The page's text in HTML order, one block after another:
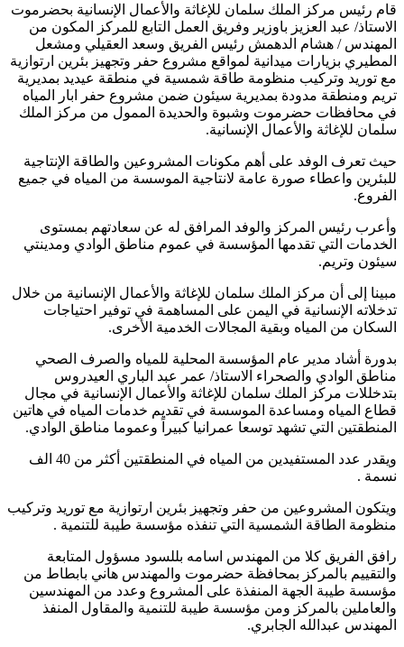
قام رئيس مركز الملك سلمان للإغاثة والأعمال الإنسانية بحضرموت
الاستاذ/ عبد العزيز باوزير وفريق العمل التابع للمركز المكون من
المهندس / هشام الدهمش رئيس الفريق وسعد العقيلي ومشعل
المطيري بزيارات ميدانية لمواقع مشروع حفر وتجهيز بئرين ارتوازية
مع توريد وتركيب منظومة طاقة شمسية في منطقة عيديد بمديرية
تريم ومنطقة مدودة بمديرية سيئون ضمن مشروع حفر ابار المياه
في محافظات حضرموت وشبوة والحديدة الممول من مركز الملك
سلمان للإغاثة والأعمال الإنسانية.
حيث تعرف الوفد على أهم مكونات المشروعين والطاقة الإنتاجية
للبئرين واعطاء صورة عامة لانتاجية الموسسة من المياه في جميع
الفروع.
وأعرب رئيس المركز والوفد المرافق له عن سعادتهم بمستوى
الخدمات التي تقدمها المؤسسة في عموم مناطق الوادي ومدينتي
سيئون وتريم.
مبينا إلى أن مركز الملك سلمان للإغاثة والأعمال الإنسانية من خلال
تدخلاته الإنسانية في اليمن على المساهمة في توفير احتياجات
السكان من المياه وبقية المجالات الخدمية الأخرى.
بدورة أشاد مدير عام المؤسسة المحلية للمياه والصرف الصحي
مناطق الوادي والصحراء الاستاذ/ عمر عبد الباري العيدروس
بتدخللات مركز الملك سلمان للإغاثة والأعمال الإنسانية في مجال
قطاع المياه ومساعدة الموسسة في تقديم خدمات المياه في هاتين
المنطقتين التي تشهد توسعا عمرانيا كبيراً وعموما مناطق الوادي.
ويقدر عدد المستفيدين من المياه في المنطقتين أكثر من 40 الف
نسمة .
ويتكون المشروعين من حفر وتجهيز بئرين ارتوازية مع توريد وتركيب
منظومة الطاقة الشمسية التي تنفذه مؤسسة طيبة للتنمية .
رافق الفريق كلا من المهندس اسامه بللسود مسؤول المتابعة
والتقييم بالمركز بمحافظة حضرموت والمهندس هاني بابطاط من
مؤسسة طيبة الجهة المنفذة على المشروع وعدد من المهندسين
والعاملين بالمركز ومن مؤسسة طيبة للتنمية والمقاول المنفذ
المهندس عبدالله الجابري.